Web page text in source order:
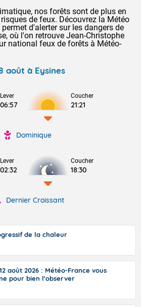
nos forêts sont de plus en
de feux. Découvrez la Météo
d'alerter sur les dangers de
où l'on retrouve Jean-Christophe
national feux de forêts à Météo-
août à Eysines
Lever
06:57
Coucher
21:21
Dominique
Lever
02:32
Coucher
18:30
Dernier Croissant
de la chaleur
août 2026 : Météo-France vous
pour bien l'observer